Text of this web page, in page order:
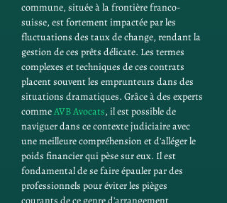
commune, située à la frontière franco-
suisse, est fortement impactée par les
fluctuations des taux de change, rendant la
gestion de ces prêts délicate. Les termes
complexes et techniques de ces contrats
placent souvent les emprunteurs dans des
situations dramatiques. Grâce à des experts
comme AVB Avocats, il est possible de
naviguer dans ce contexte judiciaire avec
une meilleure compréhension et d'alléger le
poids financier qui pèse sur eux. Il est
fondamental de se faire épauler par des
professionnels pour éviter les pièges